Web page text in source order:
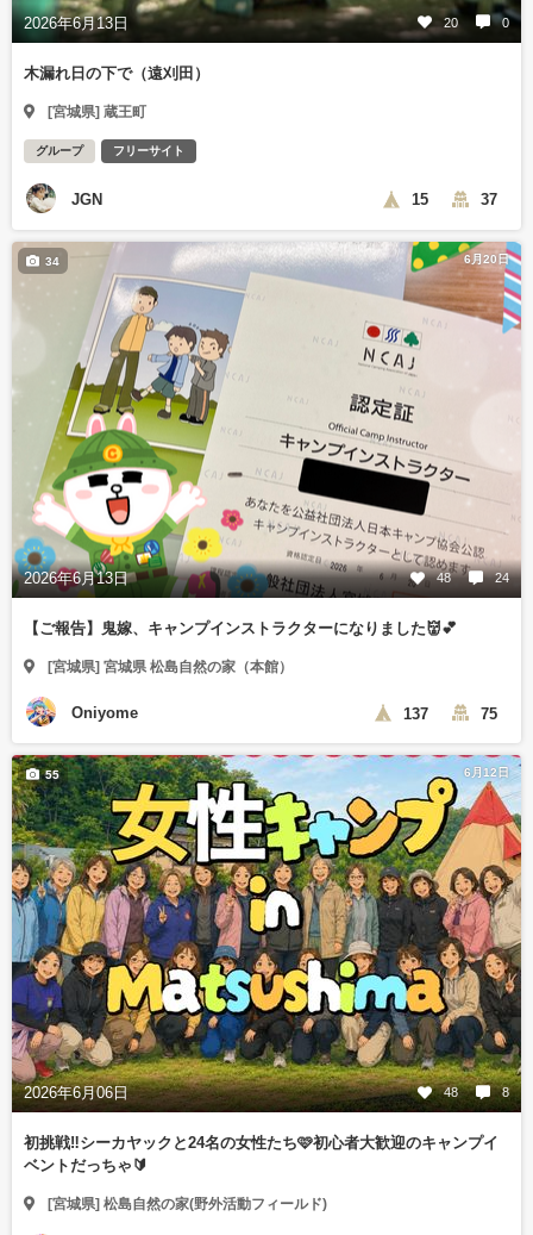
2026年6月13日 20 0
木漏れ日の下で（遠刈田）
[宮城県] 蔵王町
グループ フリーサイト
JGN 15 37
6月20日
2026年6月13日 48 24
34
【ご報告】鬼嫁、キャンプインストラクターになりました👹💕
[宮城県] 宮城県 松島自然の家（本館）
Oniyome 137 75
6月12日
2026年6月06日 48 8
55
初挑戦‼️シーカヤックと24名の女性たち🩷初心者大歓迎のキャンプイ
ベントだっちゃ🔰
[宮城県] 松島自然の家(野外活動フィールド)